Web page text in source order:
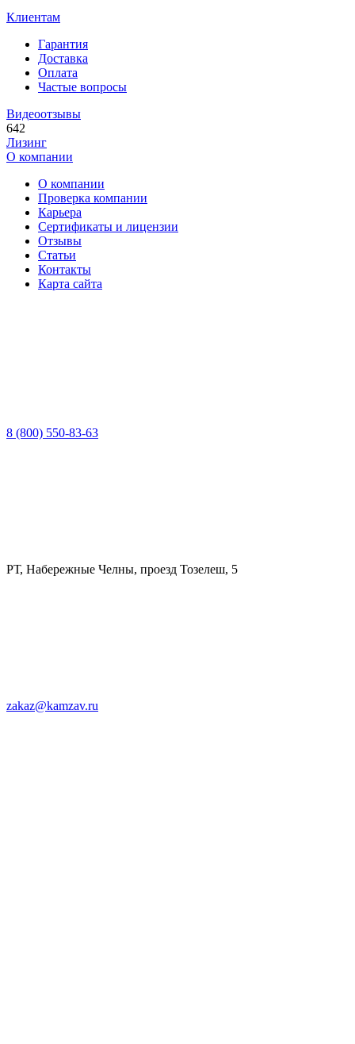
Клиентам
Гарантия
Доставка
Оплата
Частые вопросы
Видеоотзывы
642
Лизинг
О компании
О компании
Проверка компании
Карьера
Сертификаты и лицензии
Отзывы
Статьи
Контакты
Карта сайта
8 (800) 550-83-63
РТ, Набережные Челны, проезд Тозелеш, 5
zakaz@kamzav.ru